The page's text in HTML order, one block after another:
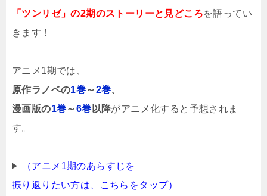
「ツンリゼ」の2期のストーリーと見どころを語ってい
きます！
アニメ1期では、
原作ラノベの1巻～2巻、
漫画版の1巻～6巻 以降がアニメ化すると予想されま
す。
（アニメ1期のあらすじを
振り返りたい方は、こちらをタップ）